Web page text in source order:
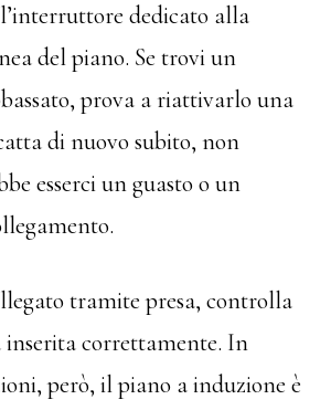
l’interruttore dedicato alla
del piano. Se trovi un
prova a riattivarlo una
di nuovo subito, non
esserci un guasto o un
tramite presa, controlla
inserita correttamente. In
però, il piano a induzione è